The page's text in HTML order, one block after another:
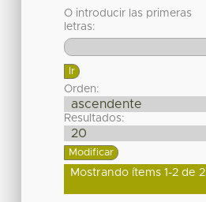
O introducir las primeras
letras:
Orden:
Resultados:
Mostrando ítems 1-2 de 2